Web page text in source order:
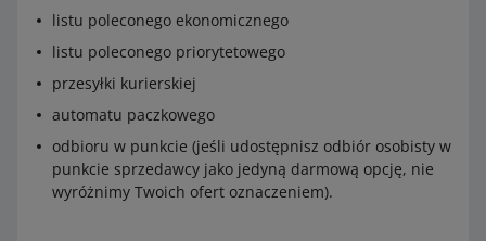
listu poleconego ekonomicznego
listu poleconego priorytetowego
przesyłki kurierskiej
automatu paczkowego
odbioru w punkcie (jeśli udostępnisz odbiór osobisty w
punkcie sprzedawcy jako jedyną darmową opcję, nie
wyróżnimy Twoich ofert oznaczeniem).